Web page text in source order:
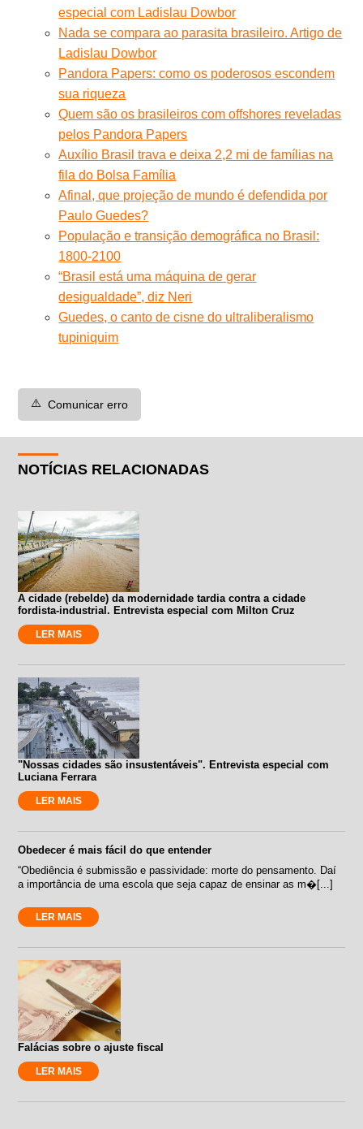
especial com Ladislau Dowbor
Nada se compara ao parasita brasileiro. Artigo de
Ladislau Dowbor
Pandora Papers: como os poderosos escondem
sua riqueza
Quem são os brasileiros com offshores reveladas
pelos Pandora Papers
Auxílio Brasil trava e deixa 2,2 mi de famílias na
fila do Bolsa Família
Afinal, que projeção de mundo é defendida por
Paulo Guedes?
População e transição demográfica no Brasil:
1800-2100
“Brasil está uma máquina de gerar
desigualdade”, diz Neri
Guedes, o canto de cisne do ultraliberalismo
tupiniquim
⚠️ Comunicar erro
NOTÍCIAS RELACIONADAS
A cidade (rebelde) da modernidade tardia contra a cidade
fordista-industrial. Entrevista especial com Milton Cruz
LER MAIS
"Nossas cidades são insustentáveis". Entrevista especial com
Luciana Ferrara
LER MAIS
Obedecer é mais fácil do que entender
“Obediência é submissão e passividade: morte do pensamento. Daí
a importância de uma escola que seja capaz de ensinar as m�[...]
LER MAIS
Falácias sobre o ajuste fiscal
LER MAIS